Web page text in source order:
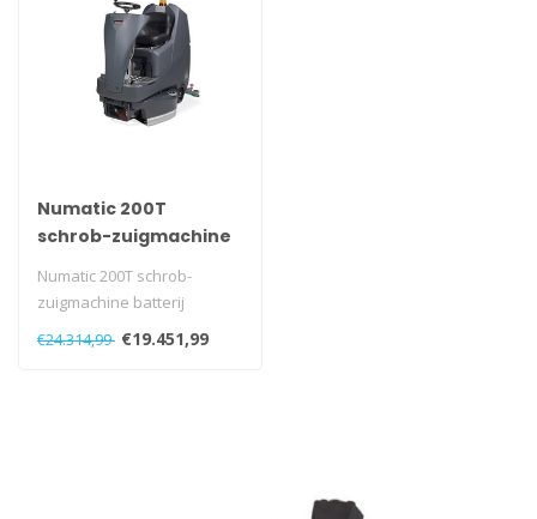
Numatic 200T
schrob-zuigmachine
Numatic 200T schrob-
zuigmachine batterij
€24.314,99 €19.451,99